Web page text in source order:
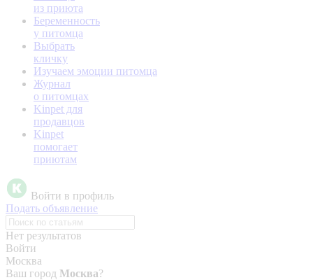
из приюта
Беременность
у питомца
Выбрать
кличку
Изучаем эмоции питомца
Журнал
о питомцах
Kinpet для
продавцов
Kinpet
помогает
приютам
Войти в профиль
Подать объявление
Нет результатов
Войти
Москва
Ваш город Москва?